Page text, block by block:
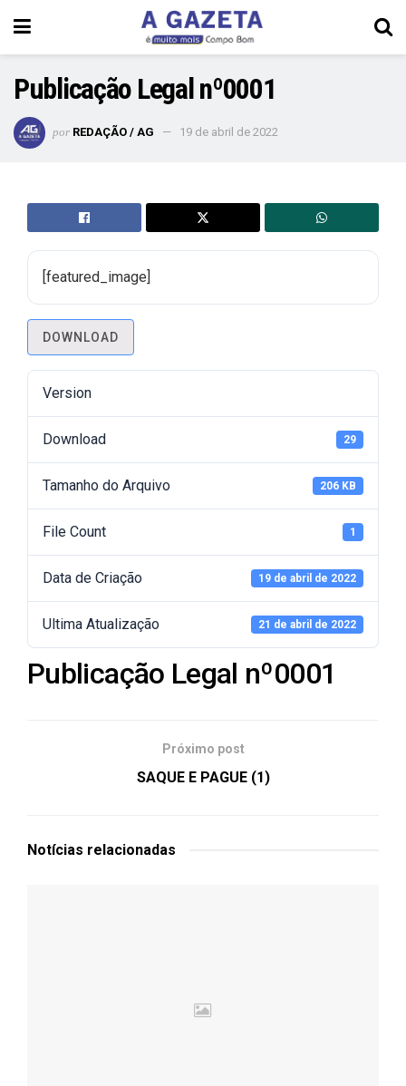
Publicação Legal nº0001
por REDAÇÃO / AG 19 de abril de 2022
[featured_image]
DOWNLOAD
Version
Download 29
Tamanho do Arquivo 206 KB
File Count 1
Data de Criação 19 de abril de 2022
Ultima Atualização 21 de abril de 2022
Publicação Legal nº0001
Próximo post
SAQUE E PAGUE (1)
Notícias relacionadas